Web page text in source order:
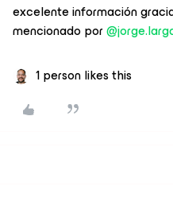
excelente información
mencionado por ​
1 person likes this